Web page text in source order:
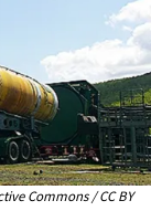
Commons / CC BY